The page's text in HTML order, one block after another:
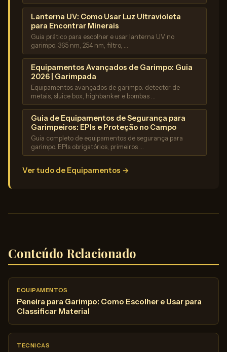
Lanterna UV: Como Usar Luz Ultravioleta
para Encontrar Minerais
Guia prático para escolher e usar lanterna UV no
garimpo: 365 nm, 254 nm, filtro, …
Equipamentos Avançados de Garimpo: Guia
2026 | Garimpada
Equipamentos avançados de garimpo: detector de
metais, sluice box, highbanker e bombas …
Guia de Equipamentos de Segurança para
Garimpeiros: EPIs e Proteção no Campo
Guia completo de equipamentos de segurança para
garimpo. EPIs obrigatórios, primeiros …
Ver tudo de Equipamentos →
Conteúdo Relacionado
EQUIPAMENTOS
Peneira para Garimpo: Como Escolher e Usar para
Classificar Material
TECNICAS